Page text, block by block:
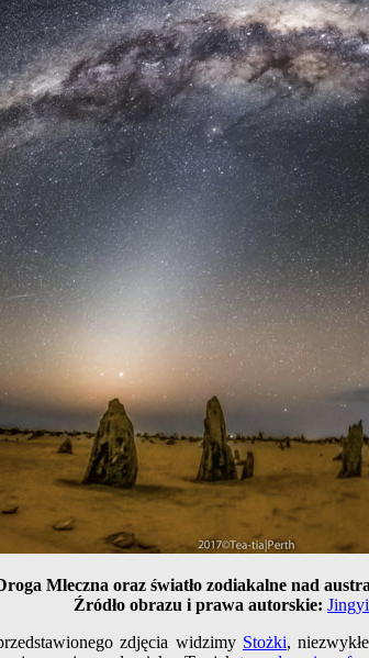
Mleczna oraz światło zodiakalne nad
Źródło obrazu i prawa autorskie:
zdjęcia widzimy Stożki,